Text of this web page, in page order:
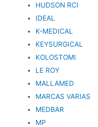
HUDSON RCI
IDEAL
K-MEDICAL
KEYSURGICAL
KOLOSTOMI
LE ROY
MALLAMED
MARCAS VARIAS
MEDBAR
MP